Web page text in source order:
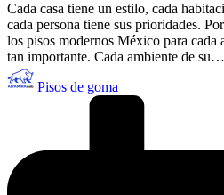
Cada casa tiene un estilo, cada
cada persona tiene sus prioridades.
los pisos modernos México para cada
tan importante. Cada ambiente de su…
Publicado
por
Pisos de goma